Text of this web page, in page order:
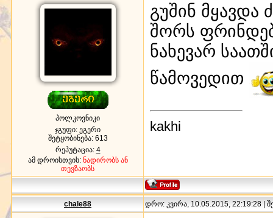
პოლკოვნიკი
ჯგუფი: ეგერი
შეტყობინება: 613
რეპუტაცია: 4
ამ დროისთვის: ნადირობს ან
თევზაობს
გუშინ
შორს
ნახევარ
წამოვედით
kakhi
chale88 დრო: კვირა, 10.05.2015, 22:19:28 |